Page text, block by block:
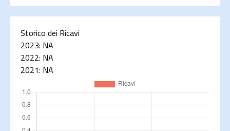
Storico dei Ricavi
2023: NA
2022: NA
2021: NA